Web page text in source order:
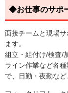
◆お仕事のサポ
面接チームと現場
ます。
組立・組付け/検査/
ライン作業など各
で、日勤・夜勤など